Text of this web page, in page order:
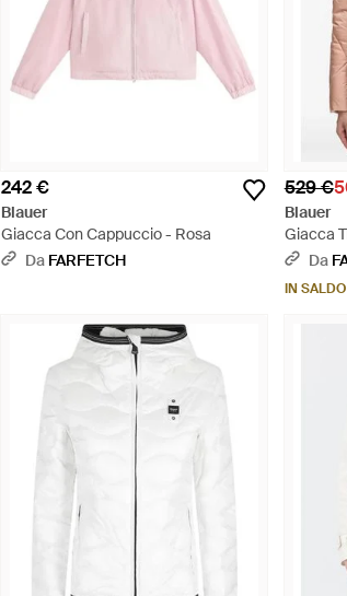
242 €
Blauer
Giacca Con Cappuccio - Rosa
Da FARFETCH
529 €
Blauer
Giacca
RosaDa
IN SALDO